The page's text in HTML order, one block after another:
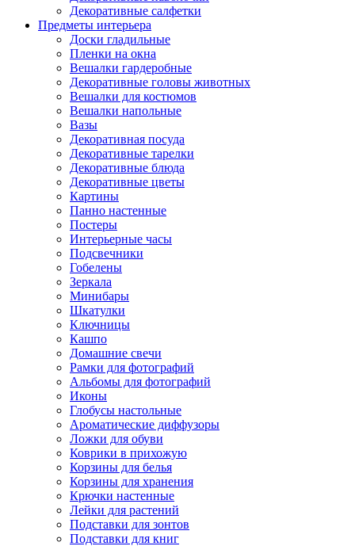
Декоративные салфетки
Предметы интерьера
Доски гладильные
Пленки на окна
Вешалки гардеробные
Декоративные головы животных
Вешалки для костюмов
Вешалки напольные
Вазы
Декоративная посуда
Декоративные тарелки
Декоративные блюда
Декоративные цветы
Картины
Панно настенные
Постеры
Интерьерные часы
Подсвечники
Гобелены
Зеркала
Минибары
Шкатулки
Ключницы
Кашпо
Домашние свечи
Рамки для фотографий
Альбомы для фотографий
Иконы
Глобусы настольные
Ароматические диффузоры
Ложки для обуви
Коврики в прихожую
Корзины для белья
Корзины для хранения
Крючки настенные
Лейки для растений
Подставки для зонтов
Подставки для книг